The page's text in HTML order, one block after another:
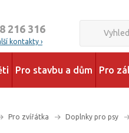
216 316
kontakty ›
Pro stavbu a dům Pro
Pro zvířátka Doplnky pro psy